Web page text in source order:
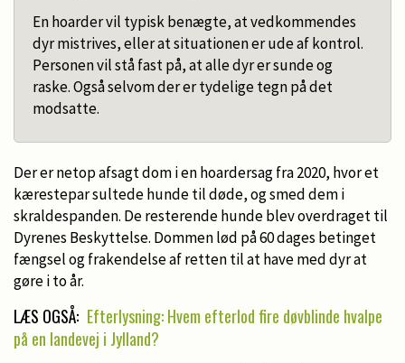
En hoarder vil typisk benægte, at vedkommendes
dyr mistrives, eller at situationen er ude af kontrol.
Personen vil stå fast på, at alle dyr er sunde og
raske. Også selvom der er tydelige tegn på det
modsatte.
Der er netop afsagt dom i en hoardersag fra 2020, hvor et
kærestepar sultede hunde til døde, og smed dem i
skraldespanden. De resterende hunde blev overdraget til
Dyrenes Beskyttelse. Dommen lød på 60 dages betinget
fængsel og frakendelse af retten til at have med dyr at
gøre i to år.
LÆS OGSÅ: Efterlysning: Hvem efterlod fire døvblinde hvalpe
på en landevej i Jylland?